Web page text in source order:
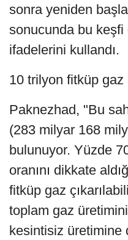
sonra yeniden
sonucunda bu
ifadelerini kullandı.
10 trilyon fitküp gaz
Paknezhad, "Bu
(283 milyar 168
bulunuyor. Yüzde
oranını dikkate
fitküp gaz
toplam gaz
kesintisiz üretimine